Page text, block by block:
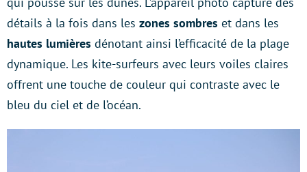
détails à la fois dans les zones sombres et dans les
hautes lumières dénotant ainsi l’efficacité de la plage
dynamique. Les kite-surfeurs avec leurs voiles claires
offrent une touche de couleur qui contraste avec le
bleu du ciel et de l’océan.